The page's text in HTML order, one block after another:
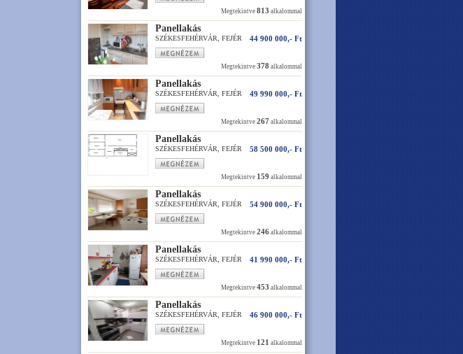
Megtekintve 813 alkalommal
Panellakás
44 900 000,- Ft
SZÉKESFEHÉRVÁR, FEJÉR
Megtekintve 378 alkalommal
Panellakás
49 990 000,- Ft
SZÉKESFEHÉRVÁR, FEJÉR
Megtekintve 267 alkalommal
Panellakás
58 500 000,- Ft
SZÉKESFEHÉRVÁR, FEJÉR
Megtekintve 159 alkalommal
Panellakás
54 900 000,- Ft
SZÉKESFEHÉRVÁR, FEJÉR
Megtekintve 246 alkalommal
Panellakás
41 990 000,- Ft
SZÉKESFEHÉRVÁR, FEJÉR
Megtekintve 453 alkalommal
Panellakás
46 900 000,- Ft
SZÉKESFEHÉRVÁR, FEJÉR
Megtekintve 121 alkalommal